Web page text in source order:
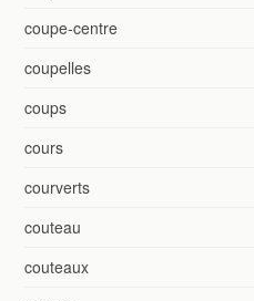
coupe-centre
coupelles
coups
cours
courverts
couteau
couteaux